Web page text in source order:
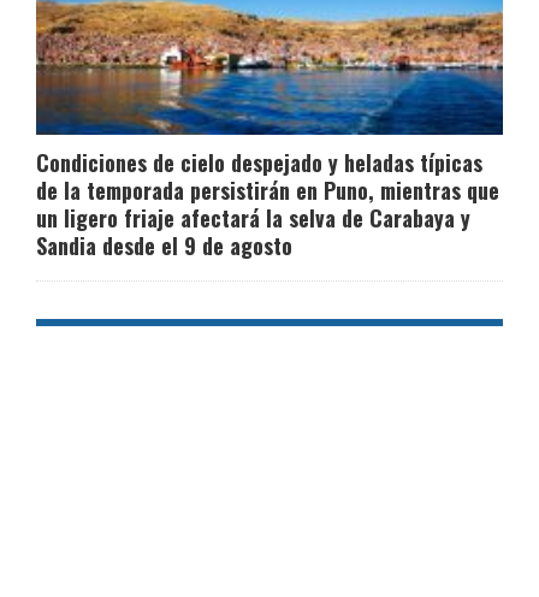
Condiciones de cielo despejado y heladas típicas
de la temporada persistirán en Puno, mientras que
un ligero friaje afectará la selva de Carabaya y
Sandia desde el 9 de agosto